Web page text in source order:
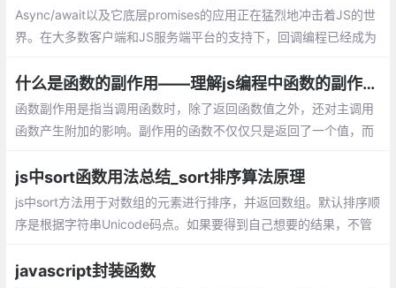
Async/await以及它底层promises的应用正在猛烈地冲击着JS的世
界。在大多数客户端和JS服务端平台的支持下，回调编程已经成为
什么是函数的副作用——理解js编程中函数的副作用
函数副作用是指当调用函数时，除了返回函
数值之外，还对主调用函数产生附加的影
值，而且还做了其他的事情
js中sort函数用法总结_sort排序算法原理
js中sort方法用于对数组的元素进行排序，并返回数组。默认排序顺
序是根据字符串Unicode码点。如果要得到自己想要的结果，不管
小，然后返回一个用于说明这两个值的相对顺序的数字
javascript封装函数